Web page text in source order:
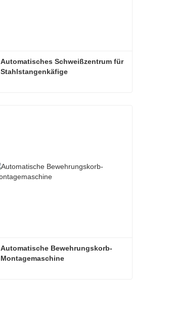
Automatisches Schweißzentrum für
Stahlstangenkäfige
Automatische Bewehrungskorb-
Montagemaschine